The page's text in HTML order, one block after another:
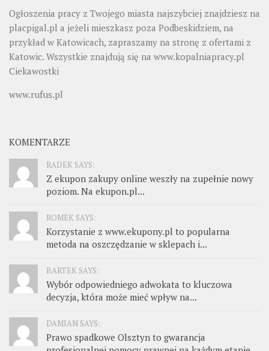
Ogłoszenia pracy z Twojego miasta najszybciej znajdziesz na
placpigal.pl a jeżeli mieszkasz poza Podbeskidziem, na
przykład w Katowicach, zapraszamy na stronę z ofertami z
Katowic. Wszystkie znajdują się na www.kopalniapracy.pl
Ciekawostki
www.rufus.pl
KOMENTARZE
RADEK SAYS:
Z ekupon zakupy online weszły na zupełnie nowy
poziom. Na ekupon.pl...
ROMEK SAYS:
Korzystanie z www.ekupony.pl to popularna
metoda na oszczędzanie w sklepach i...
BARTEK SAYS:
Wybór odpowiedniego adwokata to kluczowa
decyzja, która może mieć wpływ na...
DAMIAN SAYS:
Prawo spadkowe Olsztyn to gwarancja